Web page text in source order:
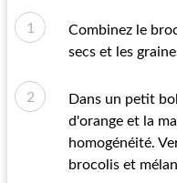
Combinez le
secs et les
Dans un petit
d'orange et la
homogénéité.
brocolis et